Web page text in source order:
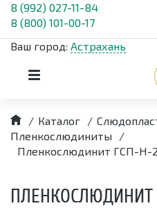
8 (992) 027-11-84
8 (800) 101-00-17
Ваш город: Астрахань
/ Каталог /
Пленкослюдиниты
/
Пленкослюдинит ГСП-Н-